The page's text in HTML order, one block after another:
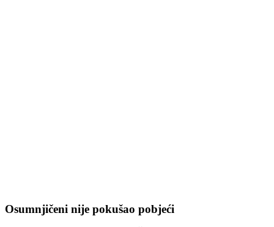
Osumnjičeni nije pokušao pobjeći